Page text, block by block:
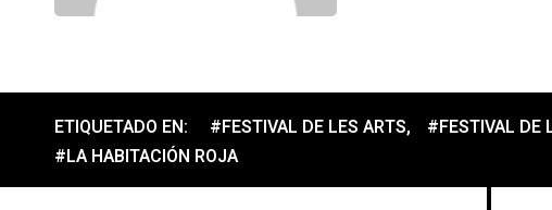
ETIQUETADO EN: #FESTIVAL DE LES ARTS, #FESTIVAL DE
#LA HABITACIÓN ROJA